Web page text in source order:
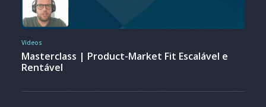
Vídeos
Masterclass | Product-Market Fit Escalável e
Rentável